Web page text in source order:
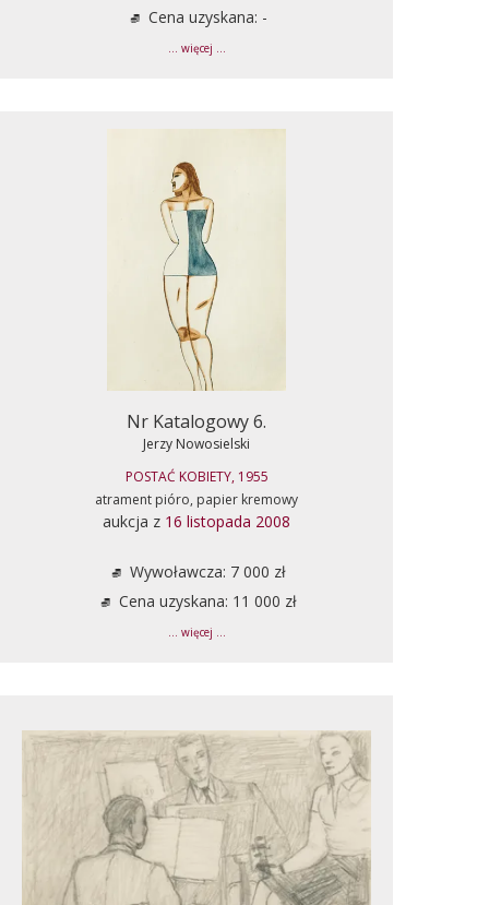
Cena uzyskana: -
... więcej ...
Nr Katalogowy 6.
Jerzy Nowosielski
POSTAĆ KOBIETY, 1955
atrament pióro, papier kremowy
aukcja z 16 listopada 2008
Wywoławcza: 7 000 zł
Cena uzyskana: 11 000 zł
... więcej ...